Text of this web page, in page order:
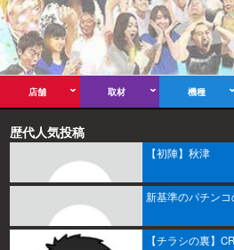
店舗 取材 機種
歴代人気投稿
【初陣】秋津
新基準のパチン
【チラシの裏】